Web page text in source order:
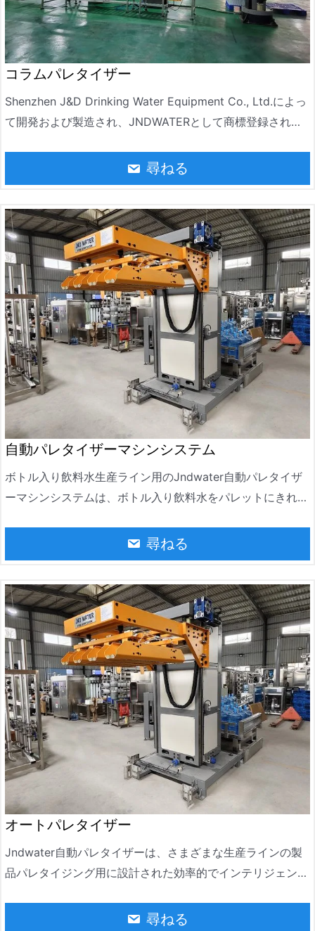
コラムパレタイザー
Shenzhen J&D Drinking Water Equipment Co., Ltd.によっ
て開発および製造され、JNDWATERとして商標登録されて
シンです。コラム、クロスビーム、昇降機構、把持装置、制
御システムで構成されています。倉庫、物流、生産ラインで
にパレタイジングし、物流業務の効率と精度を効果的に向上
させます。
尋ねる
自動パレタイザーマシンシステム
ボトル入り飲料水生産ライン用のJndwater自動パレタイザ
ーマシンシステムは、ボトル入り飲料水をパレットにきれい
飲料水製造業界で広く使用されています。パレタイジング作
業を効率的かつ正確に完了し、生産効率を大幅に向上させ、
尋ねる
オートパレタイザー
Jndwater自動パレタイザーは、さまざまな生産ラインの製
品パレタイジング用に設計された効率的でインテリジェント
動的に完了することができ、食品および飲料、化学、日常の
尋ねる